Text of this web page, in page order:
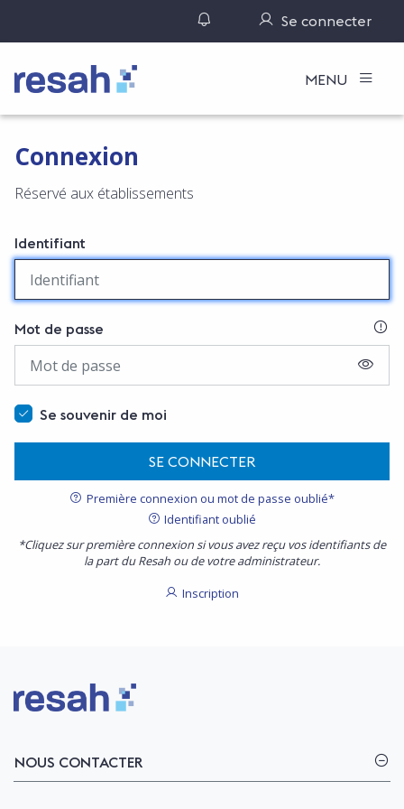
Gérer ses notifications
Se connecter
Logo Resah MENU
Connexion
Réservé aux établissements
Identifiant
Mot de passe
Se souvenir de moi
SE CONNECTER
Première connexion ou mot de passe oublié*
Identifiant oublié
*Cliquez sur première connexion si vous avez reçu vos identifiants de
la part du Resah ou de votre administrateur.
Inscription
Logo Resah
NOUS CONTACTER